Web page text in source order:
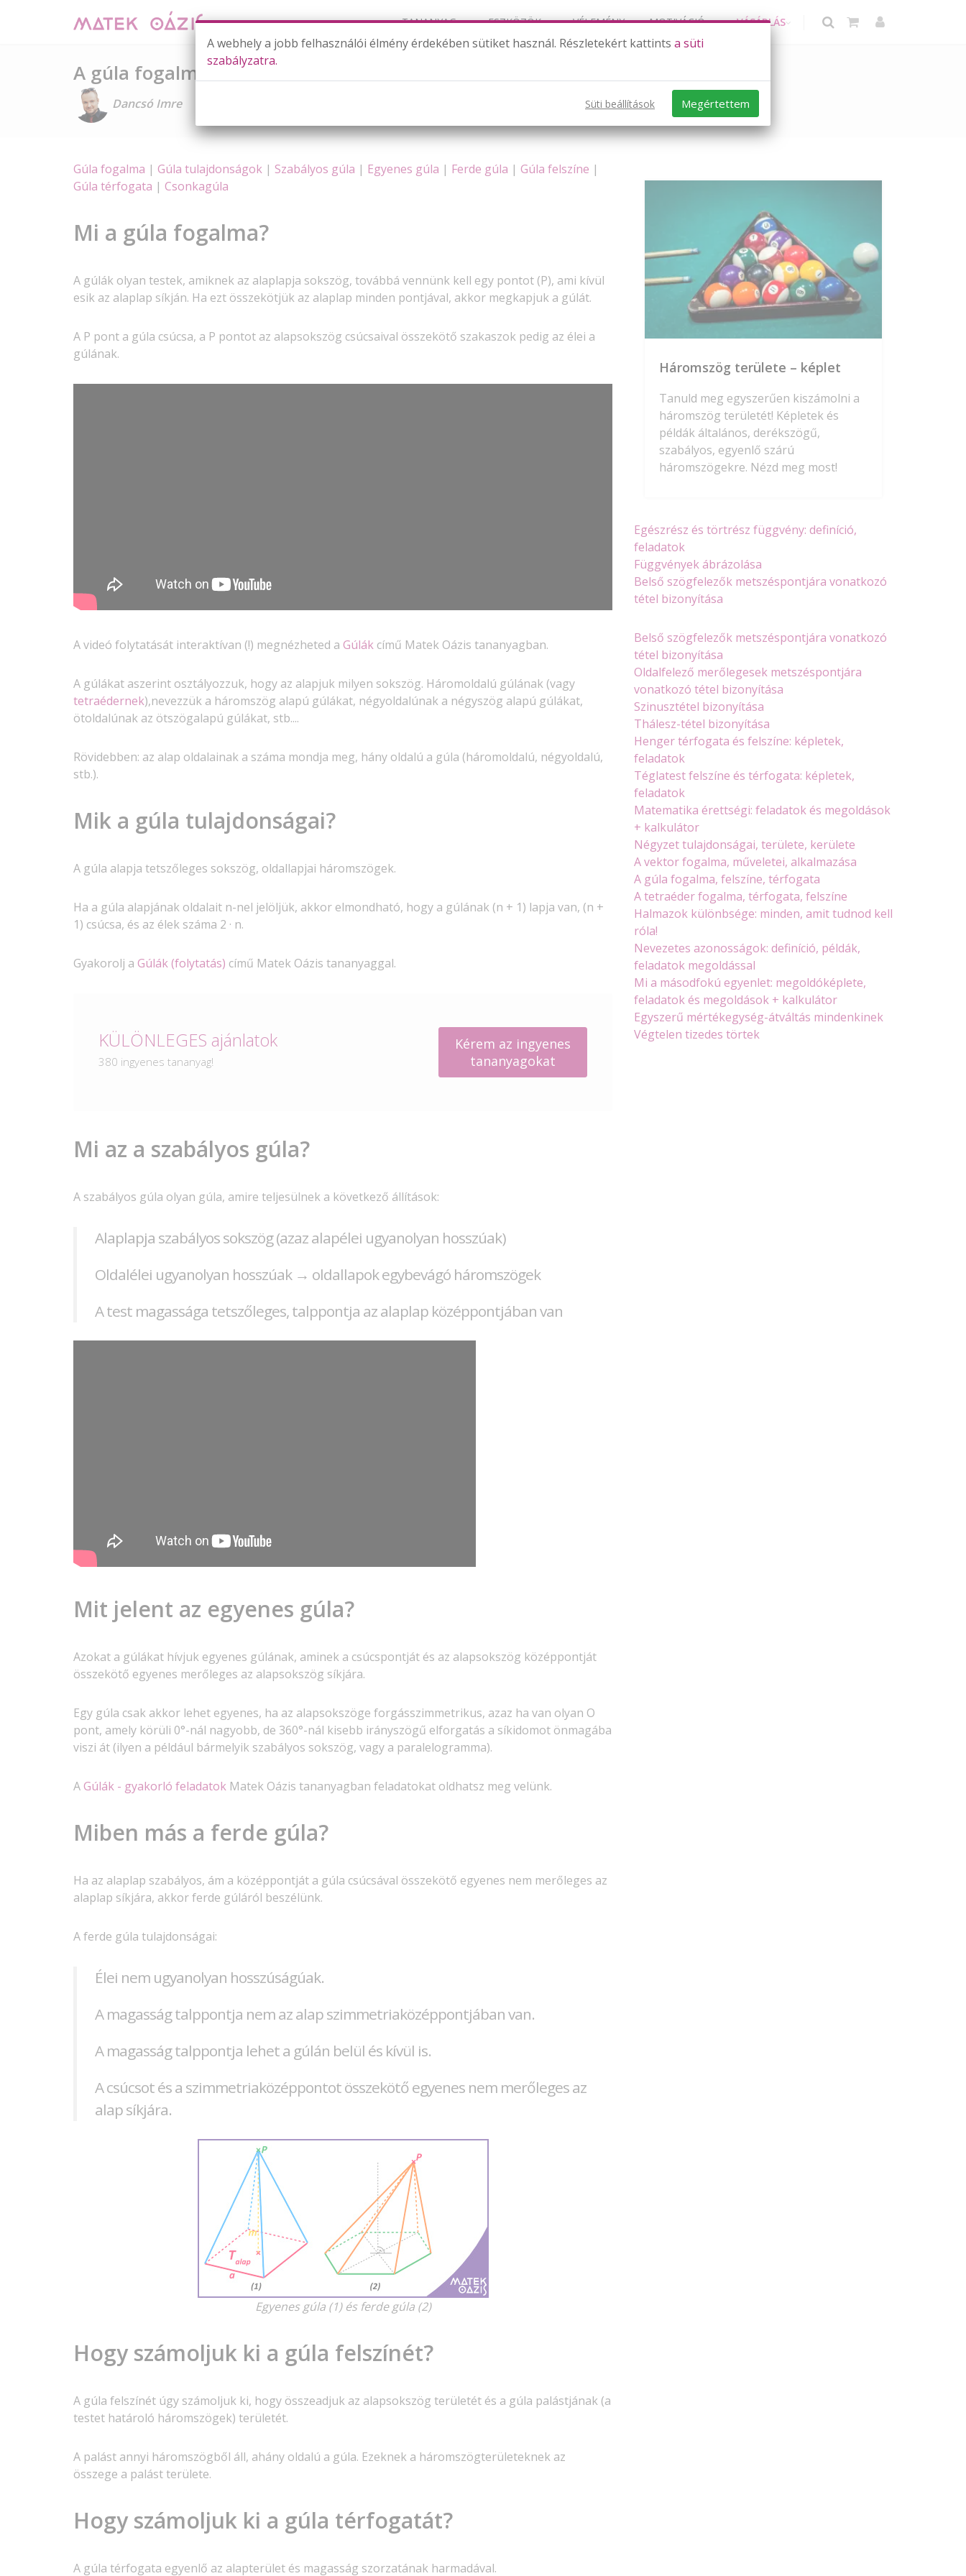
TANANYAG ESZKÖZÖK VÉLEMÉNY MOTIVÁCIÓ VÁSÁRLÁS
A gúla fogalma, felszíne, térfogata
Dancsó Imre
Gúla fogalma | Gúla tulajdonságok | Szabályos gúla | Egyenes gúla | Ferde gúla | Gúla felszíne |
Gúla térfogata | Csonkagúla
Mi a gúla fogalma?
A gúlák olyan testek, amiknek az alaplapja sokszög, továbbá vennünk kell egy pontot (P), ami kívül
esik az alaplap síkján. Ha ezt összekötjük az alaplap minden pontjával, akkor megkapjuk a gúlát.
A P pont a gúla csúcsa, a P pontot az alapsokszög csúcsaival összekötő szakaszok pedig az élei a
gúlának.
A videó folytatását interaktívan (!) megnézheted a Gúlák című Matek Oázis tananyagban.
A gúlákat aszerint osztályozzuk, hogy az alapjuk milyen sokszög. Háromoldalú gúlának (vagy
tetraédernek),nevezzük a háromszög alapú gúlákat, négyoldalúnak a négyszög alapú gúlákat,
ötoldalúnak az ötszögalapú gúlákat, stb....
Rövidebben: az alap oldalainak a száma mondja meg, hány oldalú a gúla (háromoldalú, négyoldalú,
stb.).
Mik a gúla tulajdonságai?
A gúla alapja tetszőleges sokszög, oldallapjai háromszögek.
Ha a gúla alapjának oldalait n-nel jelöljük, akkor elmondható, hogy a gúlának (n + 1) lapja van, (n +
1) csúcsa, és az élek száma 2 · n.
Gyakorolj a Gúlák (folytatás) című Matek Oázis tananyaggal.
Heti TOP videók
INGYENES tananyagok
KÜLÖNLEGES ajánlatok
Heti TOP videók
380 ingyenes tananyag!
Kérem az ingyenes
tananyagokat
Mi az a szabályos gúla?
A szabályos gúla olyan gúla, amire teljesülnek a következő állítások:
Alaplapja szabályos sokszög (azaz alapélei ugyanolyan hosszúak)
Oldalélei ugyanolyan hosszúak → oldallapok egybevágó háromszögek
A test magassága tetszőleges, talppontja az alaplap középpontjában van
Mit jelent az egyenes gúla?
Azokat a gúlákat hívjuk egyenes gúlának, aminek a csúcspontját és az alapsokszög középpontját
összekötő egyenes merőleges az alapsokszög síkjára.
Egy gúla csak akkor lehet egyenes, ha az alapsokszöge forgásszimmetrikus, azaz ha van olyan O
pont, amely körüli 0°-nál nagyobb, de 360°-nál kisebb irányszögű elforgatás a síkidomot önmagába
viszi át (ilyen a például bármelyik szabályos sokszög, vagy a paralelogramma).
AGúlák - gyakorló feladatok Matek Oázis tananyagban feladatokat oldhatsz meg velünk.
Miben más a ferde gúla?
Ha az alaplap szabályos, ám a középpontját a gúla csúcsával összekötő egyenes nem merőleges az
alaplap síkjára, akkor ferde gúláról beszélünk.
A ferde gúla tulajdonságai:
Élei nem ugyanolyan hosszúságúak.
A magasság talppontja nem az alap szimmetriaközéppontjában van.
A magasság talppontja lehet a gúlán belül és kívül is.
A csúcsot és a szimmetriaközéppontot összekötő egyenes nem merőleges az
alap síkjára.
Egyenes gúla (1) és ferde gúla (2)
Hogy számoljuk ki a gúla felszínét?
A gúla felszínét úgy számoljuk ki, hogy összeadjuk az alapsokszög területét és a gúla palástjának (a
testet határoló háromszögek) területét.
A palást annyi háromszögből áll, ahány oldalú a gúla. Ezeknek a háromszögterületeknek az
összege a palást területe.
Hogy számoljuk ki a gúla térfogatát?
A gúla térfogata egyenlő az alapterület és magasság szorzatának harmadával.
Háromszög területe – képlet
Tanuld meg egyszerűen kiszámolni a
háromszög területét! Képletek és
példák általános, derékszögű,
szabályos, egyenlő szárú
háromszögekre. Nézd meg most!
Egészrész és törtrész függvény: definíció,
feladatok
Függvények ábrázolása
Belső szögfelezők metszéspontjára vonatkozó
tétel bizonyítása
Belső szögfelezők metszéspontjára vonatkozó
tétel bizonyítása
Oldalfelező merőlegesek metszéspontjára
vonatkozó tétel bizonyítása
Szinusztétel bizonyítása
Thálesz-tétel bizonyítása
Henger térfogata és felszíne: képletek,
feladatok
Téglatest felszíne és térfogata: képletek,
feladatok
Matematika érettségi: feladatok és megoldások
+ kalkulátor
Négyzet tulajdonságai, területe, kerülete
A vektor fogalma, műveletei, alkalmazása
A gúla fogalma, felszíne, térfogata
A tetraéder fogalma, térfogata, felszíne
Halmazok különbsége: minden, amit tudnod kell
róla!
Nevezetes azonosságok: definíció, példák,
feladatok megoldással
Mi a másodfokú egyenlet: megoldóképlete,
feladatok és megoldások + kalkulátor
Egyszerű mértékegység-átváltás mindenkinek
Végtelen tizedes törtek
A webhely a jobb felhasználói élmény érdekében sütiket használ. Részletekért kattints a süti
szabályzatra.
Süti beállítások Megértettem